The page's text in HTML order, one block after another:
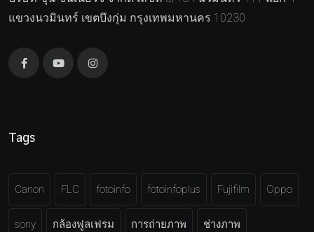
แขวงนวมินทร์ เขตบึงกุ่ม กรุงเทพมหานคร 10230
Tags
Canon FLC fotoinfo fotoinfoplus Fujifilm Oppo
sony กล้องฟูลเฟรม การถ่ายภาพ ช่างภาพ